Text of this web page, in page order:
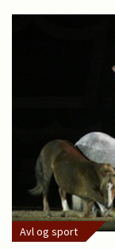
Avl og sport